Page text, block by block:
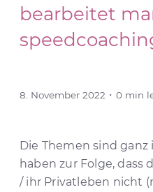
bearbeitet
8. November 2022 ･ 0 min
Die Themen sind
haben zur Folge, dass
/ ihr Privatleben nicht